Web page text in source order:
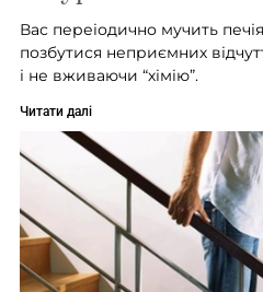
Вас переіодично мучить
позбутися неприємних
і не вживаючи “хімію”.
Читати далі